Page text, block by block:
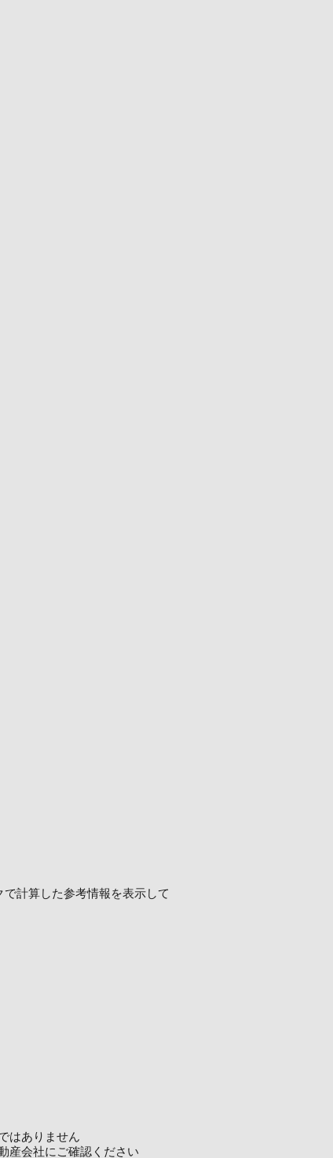
計算した参考情報を表示して
はありません
産会社にご確認ください